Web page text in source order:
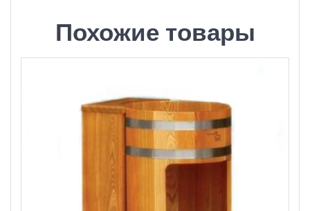
Похожие товары